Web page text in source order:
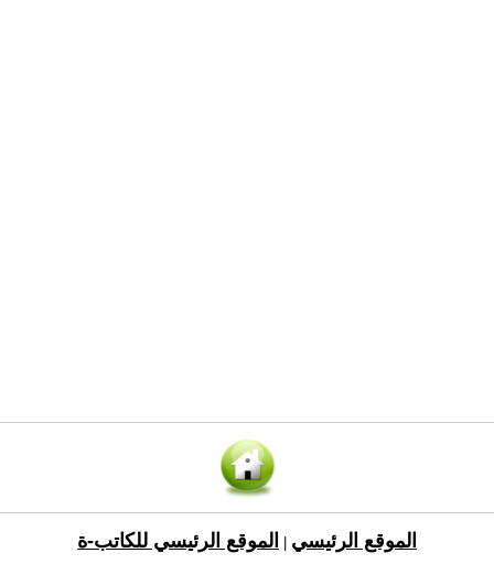
الموقع الرئيسي الموقع الرئيسي للكاتب-ة